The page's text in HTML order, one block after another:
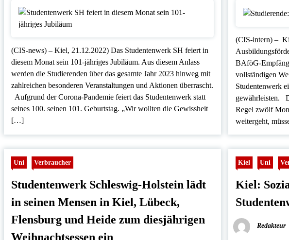
(CIS-news) – Kiel, 21.12.2022) Das Studentenwerk SH feiert in
diesem Monat sein 101-jähriges Jubiläum. Aus diesem Anlass
werden die Studierenden über das gesamte Jahr 2023 hinweg mit
zahlreichen besonderen Veranstaltungen und Aktionen überrascht.
Aufgrund der Corona-Pandemie feiert das Studentenwerk statt
seines 100. seinen 101. Geburtstag. „Wir wollten die Gewissheit
[…]
(CIS-intern) –
BAföG-
vollständigen
Studentenwerk
gewährleisten.
Regel zwölf
weitergeht,
Uni Verbraucher
Studentenwerk Schleswig-Holstein lädt
in seinen Mensen in Kiel, Lübeck,
Flensburg und Heide zum diesjährigen
Weihnachtsessen ein
Kiel Uni
Kiel:
Redakteur